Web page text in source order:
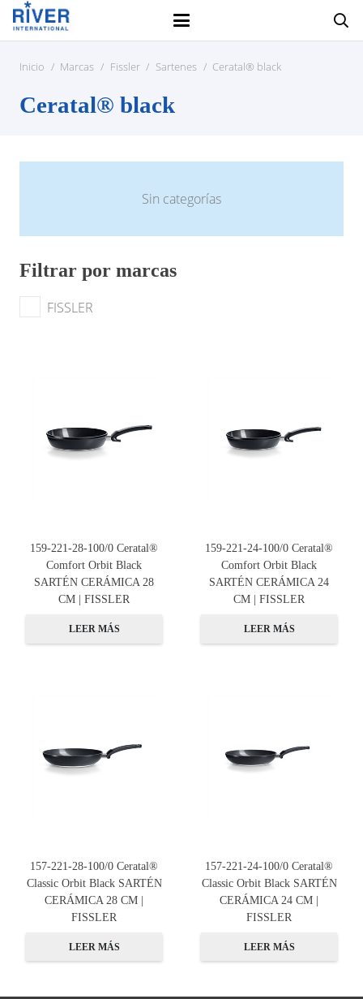
Inicio / Marcas / Fissler / Sartenes / Ceratal® black
Ceratal® black
Sin categorías
Filtrar por marcas
FISSLER
159-221-28-100/0 Ceratal®
Comfort Orbit Black
SARTÉN CERÁMICA 28
CM | FISSLER
LEER MÁS
159-221-24-100/0 Ceratal®
Comfort Orbit Black
SARTÉN CERÁMICA 24
CM | FISSLER
LEER MÁS
157-221-28-100/0 Ceratal®
Classic Orbit Black SARTÉN
CERÁMICA 28 CM |
FISSLER
LEER MÁS
157-221-24-100/0 Ceratal®
Classic Orbit Black SARTÉN
CERÁMICA 24 CM |
FISSLER
LEER MÁS